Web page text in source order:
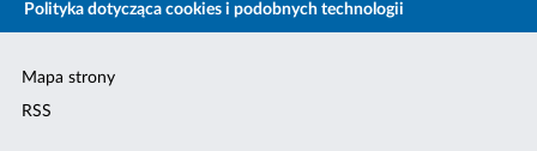
Polityka dotycząca cookies i podobnych technologii
Mapa strony
RSS